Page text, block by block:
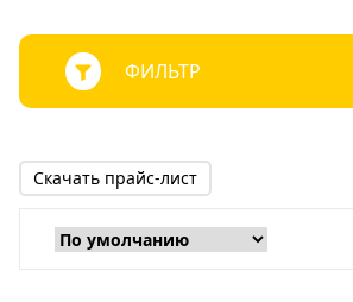
ФИЛЬТР
Скачать прайс-лист